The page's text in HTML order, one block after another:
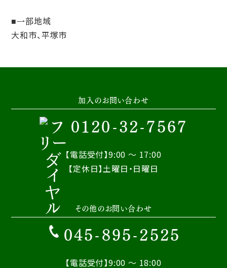
一部地域
大和市、平塚市
加入のお問い合わせ
0120-32-7567
【電話受付】9:00 ～ 17:00
【定休日】土曜日・日曜日
その他のお問い合わせ
045-895-2525
【電話受付】9:00 ～ 18:00